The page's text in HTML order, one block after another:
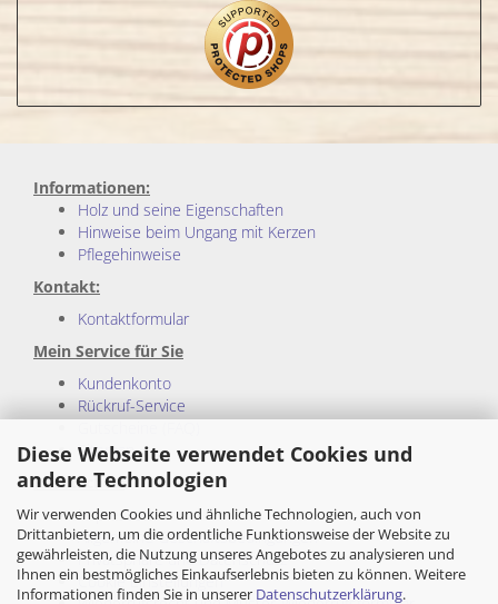
Diese Webseite verwendet Cookies und
andere Technologien
Wir verwenden Cookies und ähnliche Technologien, auch von
Drittanbietern, um die ordentliche Funktionsweise der Website zu
gewährleisten, die Nutzung unseres Angebotes zu analysieren und
Ihnen ein bestmögliches Einkaufserlebnis bieten zu können. Weitere
Informationen finden Sie in unserer Datenschutzerklärung.
Informationen:
Holz und seine Eigenschaften
Hinweise beim Ungang mit Kerzen
Pflegehinweise
Kontakt:
Kontaktformular
Mein Service für Sie
Kundenkonto
Rückruf-Service
Sitemap
Rechtliches:
Impressum
Allgemeine Geschäftsbedingungen
Privatsphäre und Datenschutz
Cookie Einstellungen